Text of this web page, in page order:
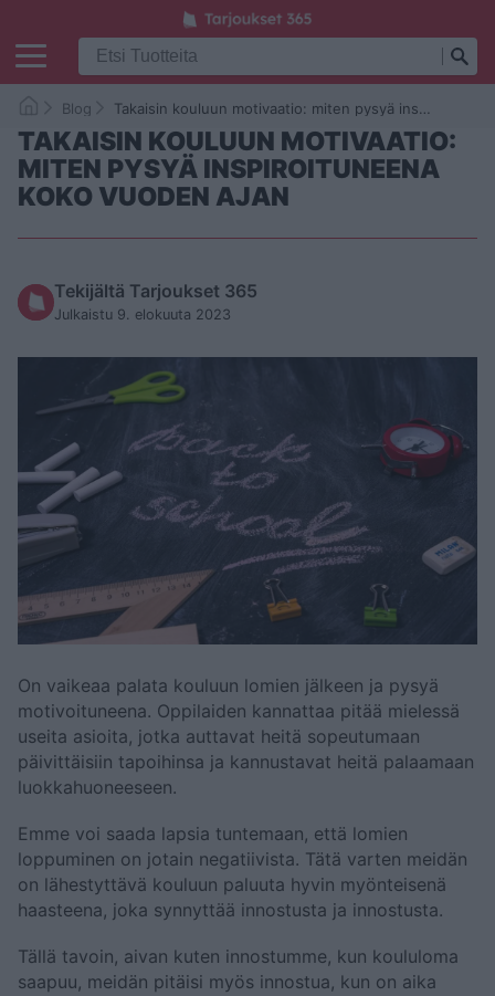
Blog Takaisin kouluun motivaatio: miten pysyä inspiroituneena koko vuoden ajan
TAKAISIN KOULUUN MOTIVAATIO:
MITEN PYSYÄ INSPIROITUNEENA
KOKO VUODEN AJAN
Tekijältä Tarjoukset 365
Julkaistu 9. elokuuta 2023
On vaikeaa palata kouluun lomien jälkeen ja pysyä
motivoituneena. Oppilaiden kannattaa pitää mielessä
useita asioita, jotka auttavat heitä sopeutumaan
päivittäisiin tapoihinsa ja kannustavat heitä palaamaan
luokkahuoneeseen.
Emme voi saada lapsia tuntemaan, että lomien
loppuminen on jotain negatiivista. Tätä varten meidän
on lähestyttävä kouluun paluuta hyvin myönteisenä
haasteena, joka synnyttää innostusta ja innostusta.
Tällä tavoin, aivan kuten innostumme, kun koululoma
saapuu, meidän pitäisi myös innostua, kun on aika